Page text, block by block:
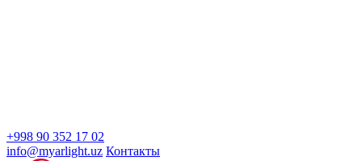
+998 90 352 17 02
info@myarlight.uz Контакты